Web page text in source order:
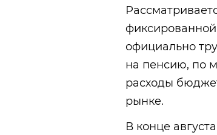
официально
на пенсию, по
расходы
рынке.
В конце